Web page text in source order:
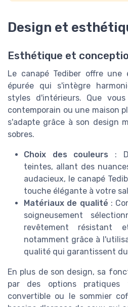
Design et
Esthétique et
Le canapé Tediber offre une
épurée qui s'intègre
styles d'intérieurs. Que
contemporain ou une maison
s'adapte grâce à son design
sobres.
Choix des couleurs :
teintes, allant des
audacieux, le canapé
touche élégante à votre
Matériaux de qualité :
soigneusement
revêtement résistant
notamment grâce à
qualité qui garantissent
En plus de son design, sa
par des options
convertible ou le sommier